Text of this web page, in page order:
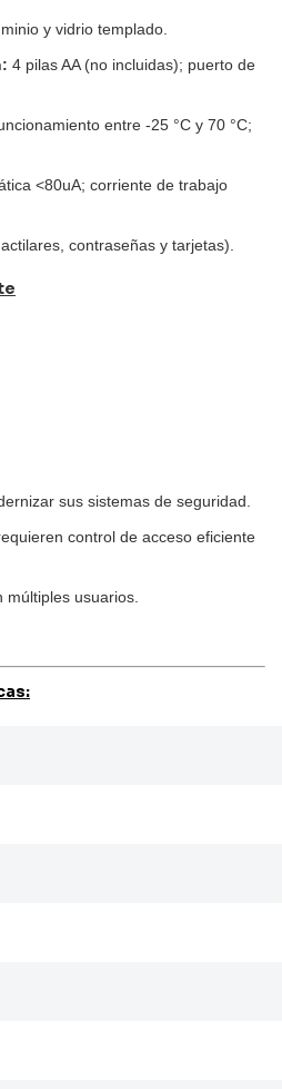
y vidrio templado.
4 pilas AA (no incluidas); puerto de
entre -25 °C y 70 °C;
<80uA; corriente de trabajo
contraseñas y tarjetas).
sus sistemas de seguridad.
control de acceso eficiente
múltiples usuarios.